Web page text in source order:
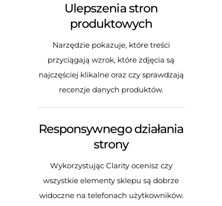
Ulepszenia stron
produktowych
Narzędzie pokazuje, które treści
przyciągają wzrok, które zdjęcia są
najczęściej klikalne oraz czy sprawdzają
recenzje danych produktów.
Responsywnego działania
strony
Wykorzystując Clarity ocenisz czy
wszystkie elementy sklepu są dobrze
widoczne na telefonach użytkowników.